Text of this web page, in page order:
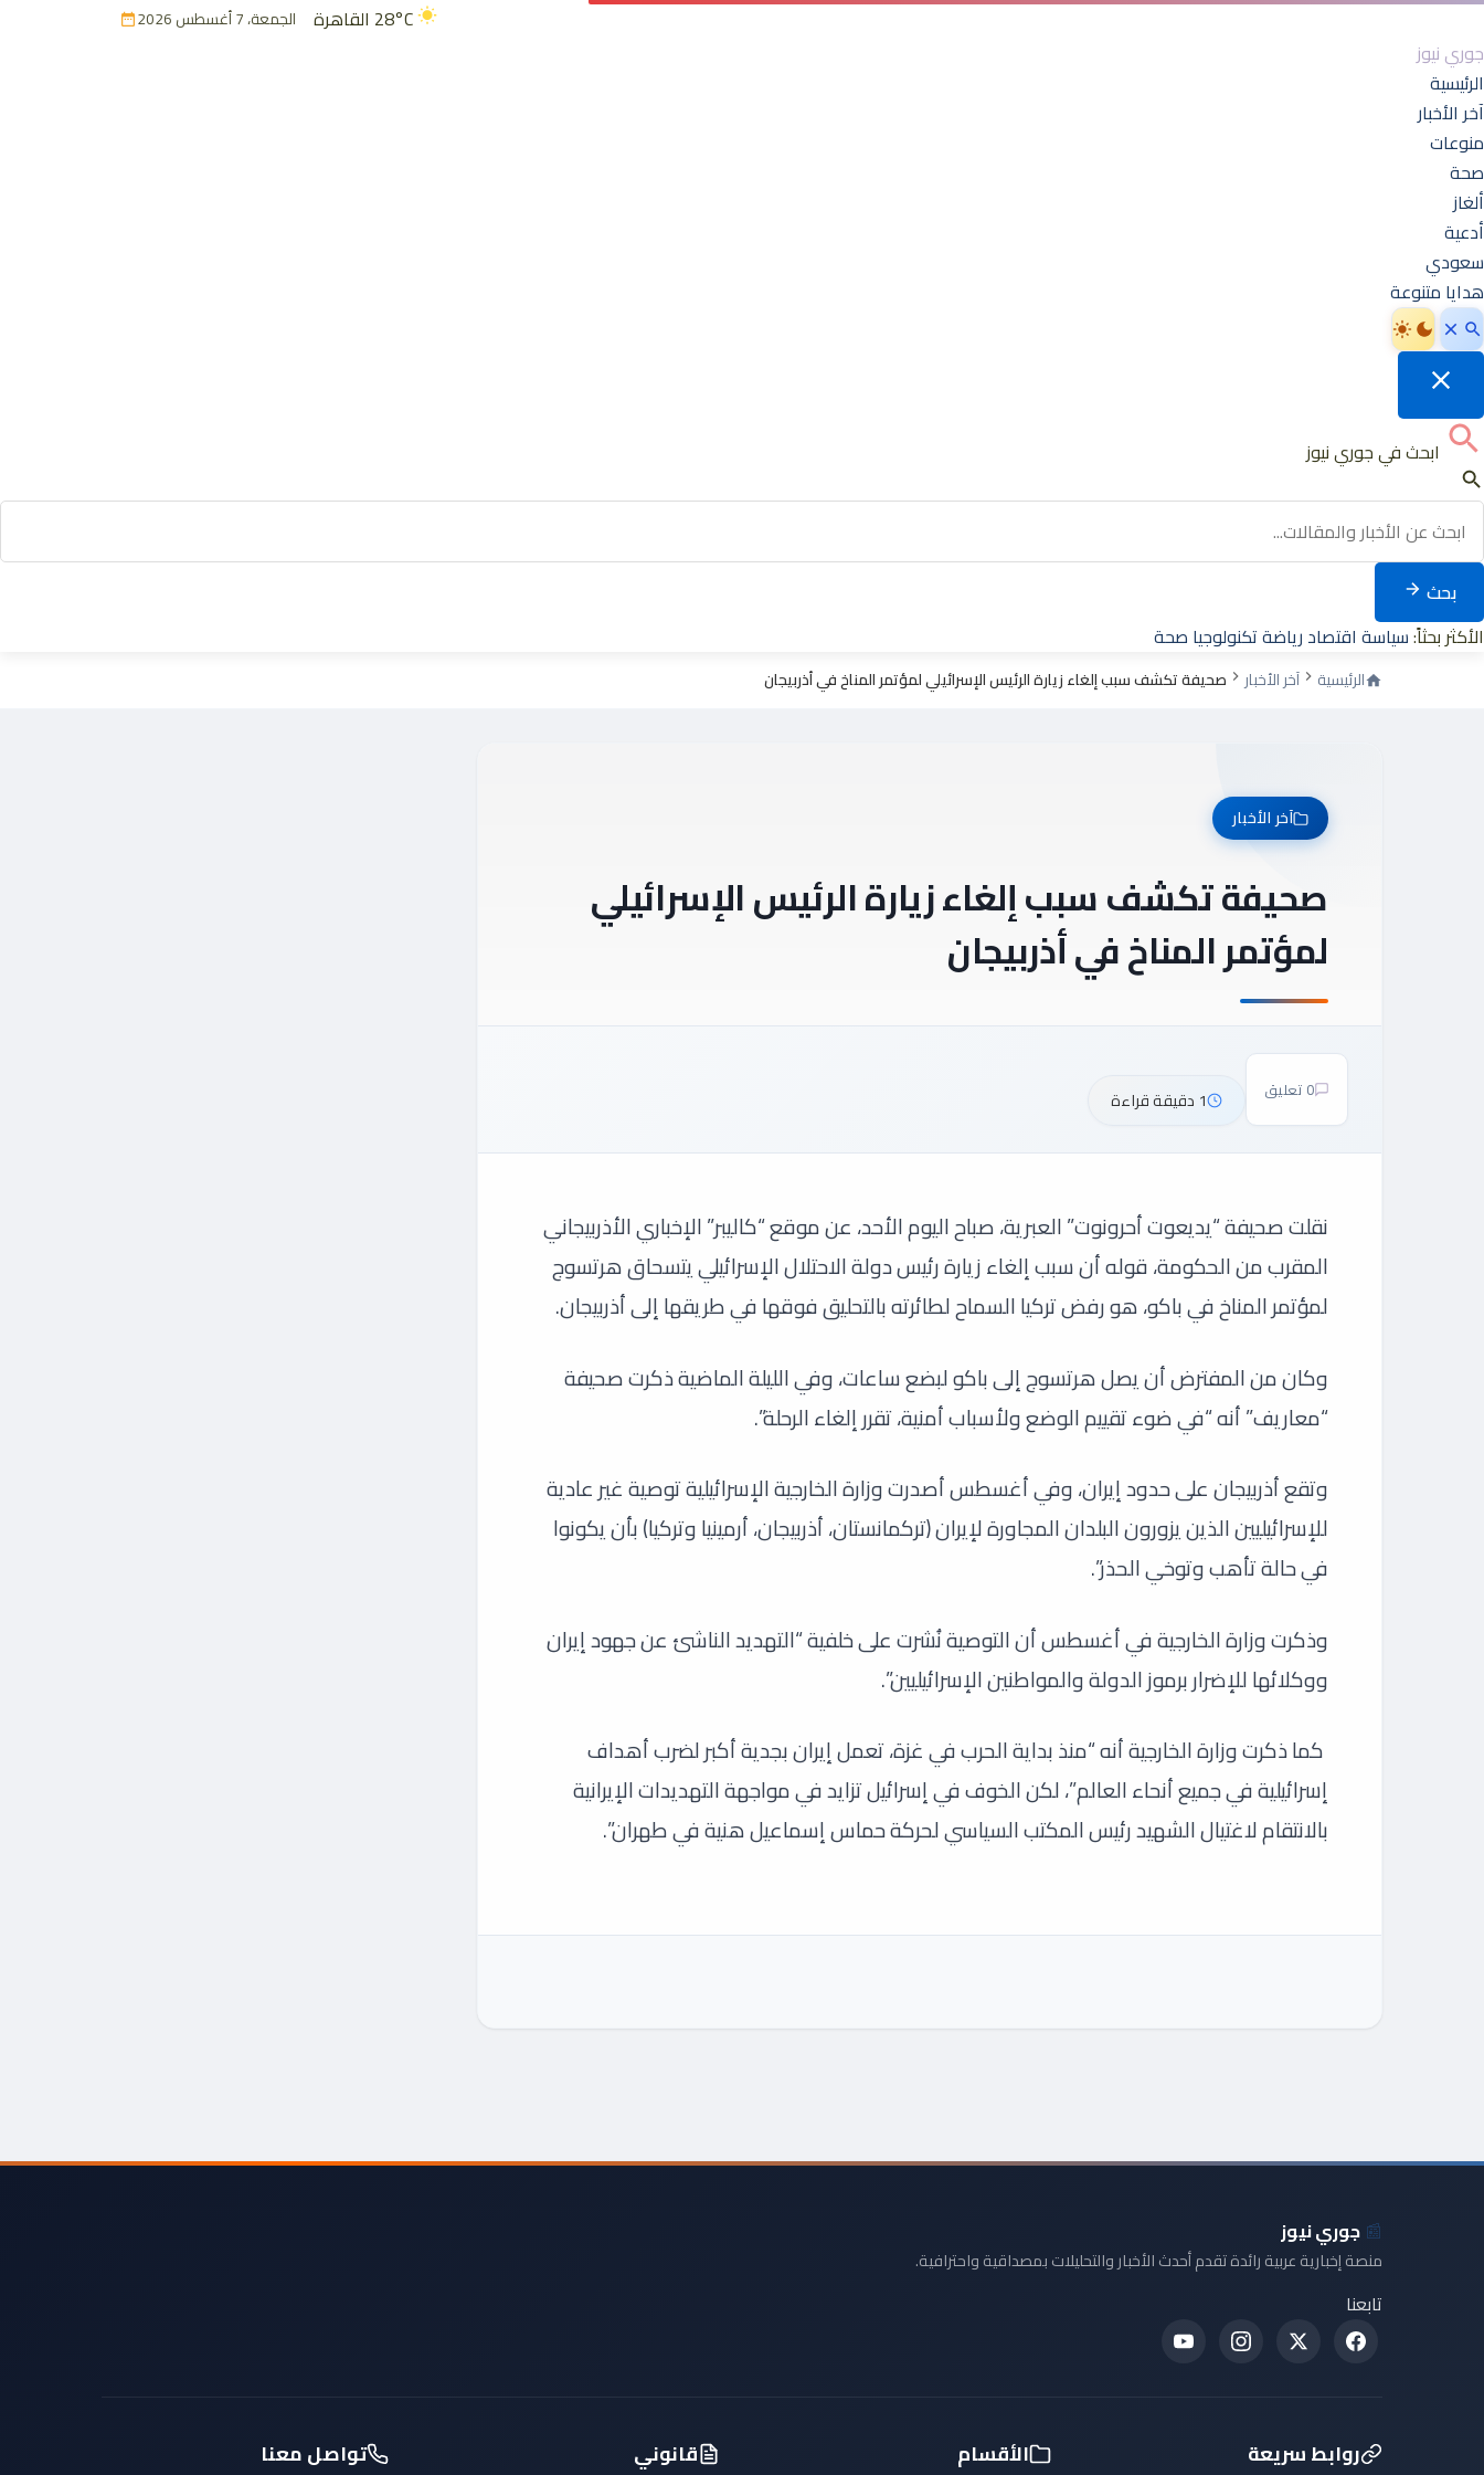
الجمعة، 7 أغسطس 2026 28°C القاهرة
جوري نيوز
الرئيسية
آخر الأخبار
منوعات
صحة
ألغاز
أدعية
سعودي
هدايا متنوعة
ابحث في جوري نيوز
بحث
الأكثر بحثاً:سياسة اقتصاد رياضةتكنولوجيا صحة
الرئيسية آخر الأخبار صحيفة تكشف سبب إلغاء زيارة الرئيس الإسرائيلي لمؤتمر المناخ في أذربيجان
آخر الأخبار
صحيفة تكشف سبب إلغاء زيارة الرئيس الإسرائيلي
لمؤتمر المناخ في أذربيجان
0 تعليق 1 دقيقة قراءة
نقلت صحيفة “يديعوت أحرونوت” العبرية، صباح اليوم الأحد، عن موقع “كاليبر” الإخباري الأذربيجاني
المقرب من الحكومة، قوله أن سبب إلغاء زيارة رئيس دولة الاحتلال الإسرائيلي يتسحاق هرتسوج
لمؤتمر المناخ في باكو، هو رفض تركيا السماح لطائرته بالتحليق فوقها في طريقها إلى أذربيجان.
وكان من المفترض أن يصل هرتسوج إلى باكو لبضع ساعات، وفي الليلة الماضية ذكرت صحيفة
“معاريف” أنه “في ضوء تقييم الوضع ولأسباب أمنية، تقرر إلغاء الرحلة”.
وتقع أذربيجان على حدود إيران، وفي أغسطس أصدرت وزارة الخارجية الإسرائيلية توصية غير عادية
للإسرائيليين الذين يزورون البلدان المجاورة لإيران (تركمانستان، أذربيجان، أرمينيا وتركيا) بأن يكونوا
في حالة تأهب وتوخي الحذر”.
وذكرت وزارة الخارجية في أغسطس أن التوصية نُشرت على خلفية “التهديد الناشئ عن جهود إيران
ووكلائها للإضرار برموز الدولة والمواطنين الإسرائيليين”.
كما ذكرت وزارة الخارجية أنه “منذ بداية الحرب في غزة، تعمل إيران بجدية أكبر لضرب أهداف
إسرائيلية في جميع أنحاء العالم”، لكن الخوف في إسرائيل تزايد في مواجهة التهديدات الإيرانية
بالانتقام لاغتيال الشهيد رئيس المكتب السياسي لحركة حماس إسماعيل هنية في طهران”.
📰 جوري نيوز
منصة إخبارية عربية رائدة تقدم أحدث الأخبار والتحليلات بمصداقية واحترافية.
تابعنا
روابط سريعة الأقسام قانوني تواصل معنا